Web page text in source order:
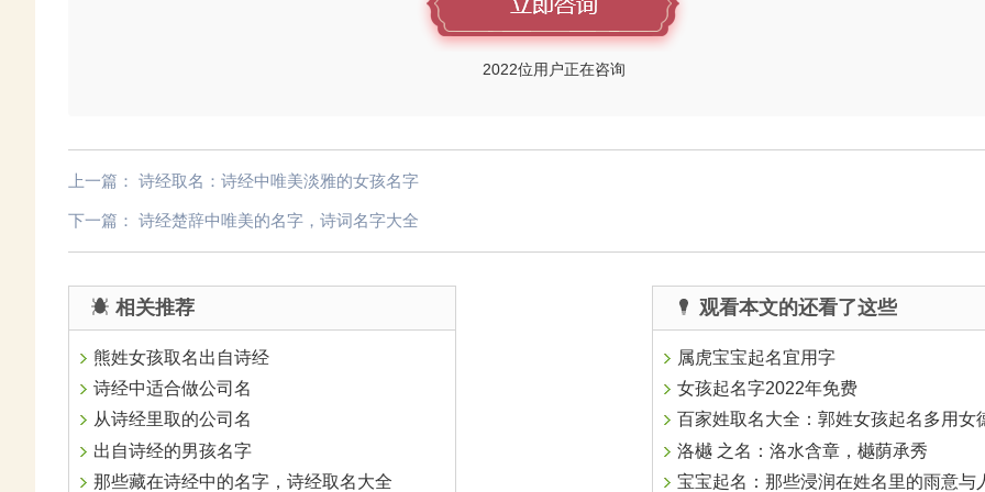
2022位用户正在咨询
上一篇： 诗经取名：诗经中唯美淡雅的女孩名字
下一篇： 诗经楚辞中唯美的名字，诗词名字大全
相关推荐
熊姓女孩取名出自诗经
诗经中适合做公司名
从诗经里取的公司名
出自诗经的男孩名字
那些藏在诗经中的名字，诗经取名大全
观看本文的还看了这些
属虎宝宝起名宜用字
女孩起名字2022年免费
百家姓取名大全：郭姓女孩起名多用女
洛樾 之名：洛水含章，樾荫承秀
宝宝起名：那些浸润在姓名里的雨意与